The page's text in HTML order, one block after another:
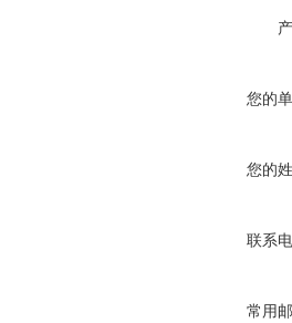
您的
您的
联系
常用